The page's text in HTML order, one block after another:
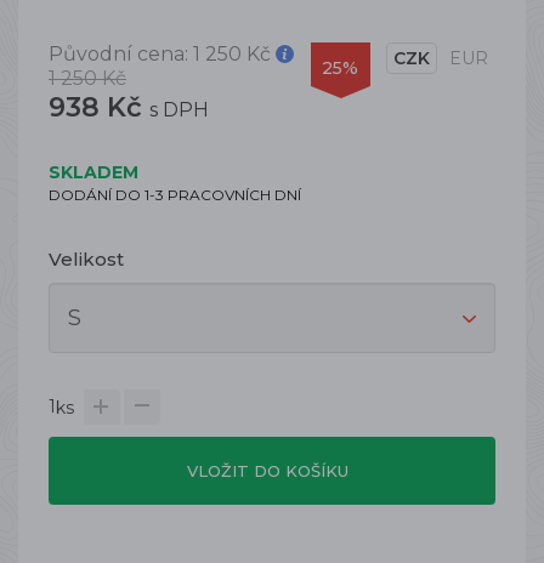
Původní cena: 1 250 Kč
1 250 Kč
938 Kč s DPH
25% CZK EUR
SKLADEM
DODÁNÍ DO 1-3 PRACOVNÍCH DNÍ
Velikost
1ks
VLOŽIT DO KOŠÍKU